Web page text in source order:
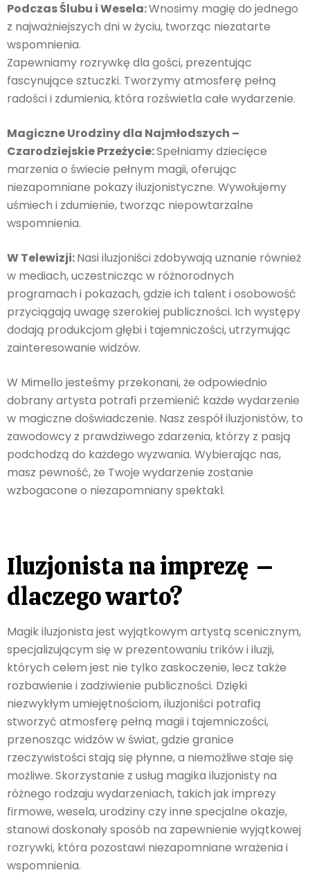
Podczas Ślubu i Wesela:Wnosimy magię do jednego
z najważniejszych dni w życiu, tworząc niezatarte
wspomnienia.
Zapewniamy rozrywkę dla gości, prezentując
fascynujące sztuczki. Tworzymy atmosferę pełną
radości i zdumienia, która rozświetla całe wydarzenie.
Magiczne Urodziny dla Najmłodszych –
Czarodziejskie Przeżycie:Spełniamy dziecięce
marzenia o świecie pełnym magii, oferując
niezapomniane pokazy iluzjonistyczne. Wywołujemy
uśmiech i zdumienie, tworząc niepowtarzalne
wspomnienia.
W Telewizji:Nasi iluzjoniści zdobywają uznanie również
w mediach, uczestnicząc w różnorodnych
programach i pokazach, gdzie ich talent i osobowość
przyciągają uwagę szerokiej publiczności. Ich występy
dodają produkcjom głębi i tajemniczości, utrzymując
zainteresowanie widzów.
W Mimello jesteśmy przekonani, że odpowiednio
dobrany artysta potrafi przemienić każde wydarzenie
w magiczne doświadczenie. Nasz zespół iluzjonistów, to
zawodowcy z prawdziwego zdarzenia, którzy z pasją
podchodzą do każdego wyzwania. Wybierając nas,
masz pewność, że Twoje wydarzenie zostanie
wzbogacone o niezapomniany spektakl.
Iluzjonista na imprezę –
dlaczego warto?
Magik iluzjonista jest wyjątkowym artystą scenicznym,
specjalizującym się w prezentowaniu trików i iluzji,
których celem jest nie tylko zaskoczenie, lecz także
rozbawienie i zadziwienie publiczności. Dzięki
niezwykłym umiejętnościom, iluzjoniści potrafią
stworzyć atmosferę pełną magii i tajemniczości,
przenosząc widzów w świat, gdzie granice
rzeczywistości stają się płynne, a niemożliwe staje się
możliwe. Skorzystanie z usług magika iluzjonisty na
różnego rodzaju wydarzeniach, takich jak imprezy
firmowe, wesela, urodziny czy inne specjalne okazje,
stanowi doskonały sposób na zapewnienie wyjątkowej
rozrywki, która pozostawi niezapomniane wrażenia i
wspomnienia.